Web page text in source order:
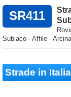
SR411
Subiaco - Affile -
Strade in Italia